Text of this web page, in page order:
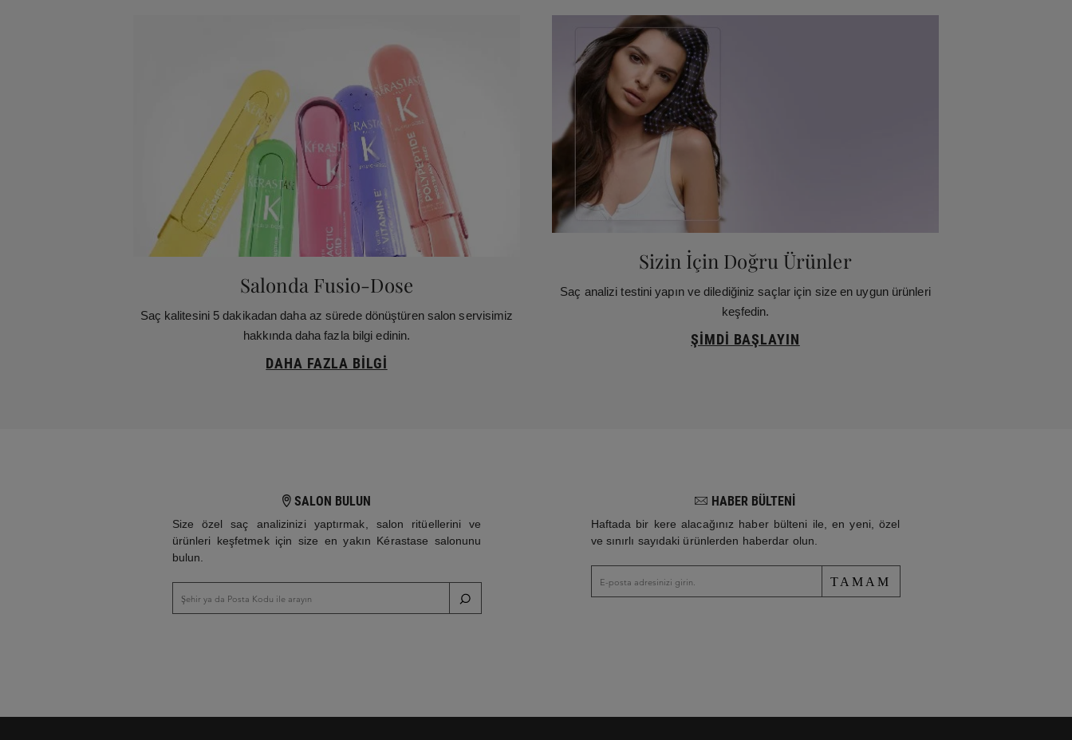
Salonda Fusio-Dose
Saç kalitesini 5 dakikadan daha az sürede dönüştüren salon servisimiz
hakkında daha fazla bilgi edinin.
DAHA FAZLA BILGI
Sizin İçin Doğru Ürünler
Saç analizi testini yapın ve dilediğiniz saçlar için size en uygun ürünleri
keşfedin.
ŞIMDI BAŞLAYIN
SALON BULUN
Size özel saç analizinizi yaptırmak, salon ritüellerini ve
ürünleri keşfetmek için size en yakın Kérastase salonunu
bulun.
HABER BÜLTENİ
Haftada bir kere alacağınız haber bülteni ile, en yeni, özel
ve sınırlı sayıdaki ürünlerden haberdar olun.
TAMAM